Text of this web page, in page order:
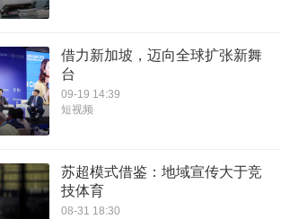
借力新加坡，迈向全球扩张新舞
台
09-19 14:39
短视频
苏超模式借鉴：地域宣传大于竞
技体育
08-31 18:30